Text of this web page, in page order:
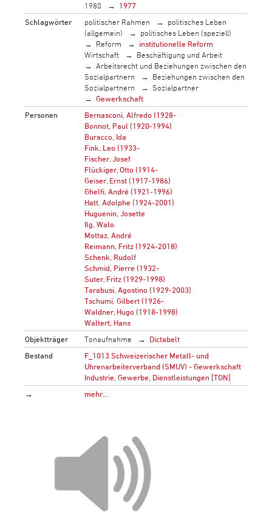
1980
1977
Schlagwörter
politischer Rahmen
politisches Leben
(allgemein)
politisches Leben (speziell)
Reform
institutionelle Reform
Wirtschaft
Beschäftigung und Arbeit
Arbeitsrecht und Beziehungen zwischen den
Sozialpartnern
Beziehungen zwischen den
Sozialpartnern
Sozialpartner
Gewerkschaft
Personen
Bernasconi, Alfredo (1928-
Bonnot, Paul (1920-1994)
Buracco, Ida
Fink, Leo (1933-
Fischer, Josef
Flückiger, Otto (1914-
Geiser, Ernst (1917-1986)
Ghelfi, André (1921-1996)
Hatt, Adolphe (1924-2001)
Huguenin, Josette
Ilg, Walo
Mottaz, André
Reimann, Fritz (1924-2018)
Schenk, Rudolf
Schmid, Pierre (1932-
Suter, Fritz (1929-1998)
Tarabusi, Agostino (1929-2003)
Tschumi, Gilbert (1926-
Waldner, Hugo (1918-1998)
Waltert, Hans
Objektträger
Tonaufnahme
Dictabelt
Bestand
F_1013 Schweizerischer Metall- und
Uhrenarbeiterverband (SMUV) - Gewerkschaft
Industrie, Gewerbe, Dienstleistungen [TON]
→
mehr…